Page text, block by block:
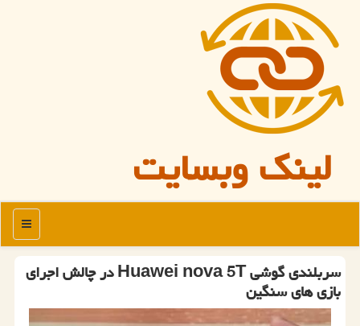
لینک وبسایت
منو
سربلندی گوشی Huawei nova 5T در چالش اجرای
بازی های سنگین